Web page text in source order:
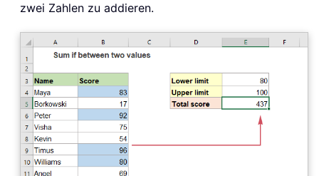
zwei Zahlen zu addieren.